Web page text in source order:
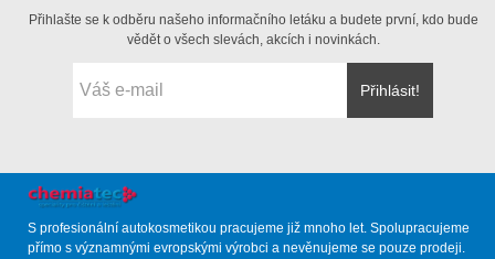
Přihlašte se k odběru našeho informačního letáku a budete první, kdo bude
vědět o všech slevách, akcích i novinkách.
Přihlásit!
S profesionální autokosmetikou pracujeme již mnoho let. Spolupracujeme
přímo s významnými evropskými výrobci a nevěnujeme se pouze prodeji.